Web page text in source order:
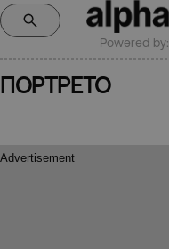
Powered by:
ΠΟΡΤΡΕΤΟ